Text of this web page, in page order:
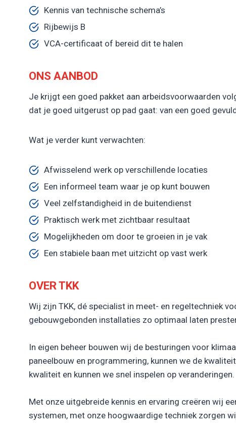
Kennis van technische schema’s
Rijbewijs B
VCA-certificaat of bereid dit te halen
ONS AANBOD
Je krijgt een goed pakket aan arbeidsvoorwaarden
dat je goed uitgerust op pad gaat: van een goed
Wat je verder kunt verwachten:
Afwisselend werk op verschillende locaties
Een informeel team waar je op kunt bouwen
Veel zelfstandigheid in de buitendienst
Praktisch werk met zichtbaar resultaat
Mogelijkheden om door te groeien in je vak
Een stabiele baan met uitzicht op vast werk
OVER TKK
Wij zijn TKK, dé specialist in meet- en regeltechniek
gebouwgebonden installaties zo optimaal laten
In eigen beheer bouwen wij de besturingen voor
paneelbouw en programmering, kunnen we de
kwaliteit en kunnen we snel inspelen op veranderingen.
Met onze uitgebreide kennis en ervaring creëren wij
systemen, met onze hoogwaardige techniek zorgen